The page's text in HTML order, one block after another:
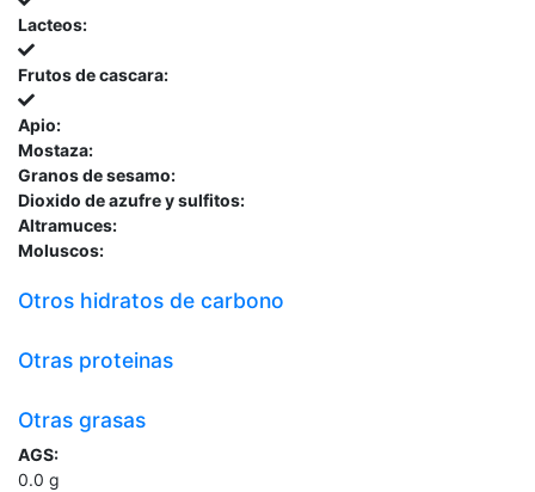
Lacteos:
Frutos de cascara:
Apio:
Mostaza:
Granos de sesamo:
Dioxido de azufre y sulfitos:
Altramuces:
Moluscos:
Otros hidratos de carbono
Otras proteinas
Otras grasas
AGS:
0.0 g